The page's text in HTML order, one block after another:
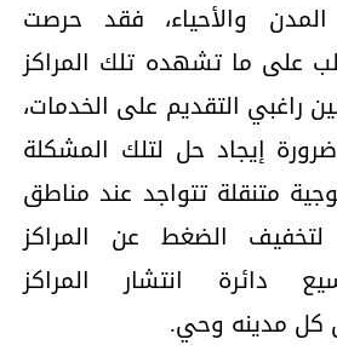
والأحياء، فقد حرصت
على ما تشهده تلك المراكز
راغبي التقديم على الخدمات،
إيجاد حل لتلك المشكلة
متنقلة تتواجد عند مناطق
لتخفيف الضغط عن المراكز
دائرة انتشار المراكز
كل مدينه وحي.